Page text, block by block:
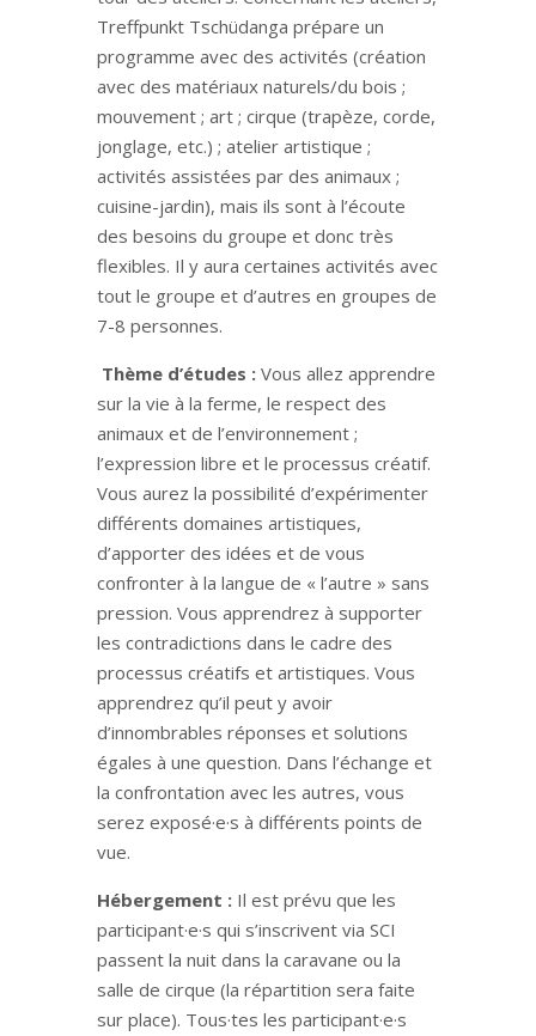
Treffpunkt Tschüdanga prépare un
programme avec des activités (création
avec des matériaux naturels/du bois ;
mouvement ; art ; cirque (trapèze, corde,
jonglage, etc.) ; atelier artistique ;
activités assistées par des animaux ;
cuisine-jardin), mais ils sont à l’écoute
des besoins du groupe et donc très
flexibles. Il y aura certaines activités avec
tout le groupe et d’autres en groupes de
7-8 personnes.
Thème d’études :Vous allez apprendre
sur la vie à la ferme, le respect des
animaux et de l’environnement ;
l’expression libre et le processus créatif.
Vous aurez la possibilité d’expérimenter
différents domaines artistiques,
d’apporter des idées et de vous
confronter à la langue de « l’autre » sans
pression. Vous apprendrez à supporter
les contradictions dans le cadre des
processus créatifs et artistiques. Vous
apprendrez qu’il peut y avoir
d’innombrables réponses et solutions
égales à une question. Dans l’échange et
la confrontation avec les autres, vous
serez exposé·e·s à différents points de
vue.
Hébergement : Il est prévu que les
participant·e·s qui s’inscrivent via SCI
passent la nuit dans la caravane ou la
salle de cirque (la répartition sera faite
sur place). Tous·tes les participant·e·s